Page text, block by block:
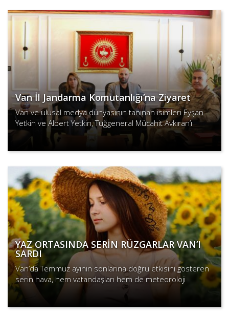
Van İl Jandarma Komutanlığı’na Ziyaret
Van ve ulusal medya dünyasının tanınan isimleri Eyşan
Yetkin ve Albert Yetkin, Tuğgeneral Mücahit Avkıran’ı
makamında ziyaret etti.
Devamını Oku
YAZ ORTASINDA SERİN RÜZGARLAR VAN’I
SARDI
Van’da Temmuz ayının sonlarına doğru etkisini gösteren
serin hava, hem vatandaşları hem de meteoroloji
uzmanlarını şaşırttı.